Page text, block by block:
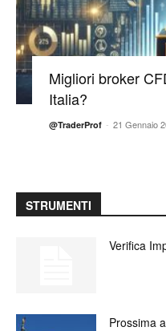
Migliori broker
Italia?
@TraderProf - 21 Gennaio
STRUMENTI
Verifica
Prossima